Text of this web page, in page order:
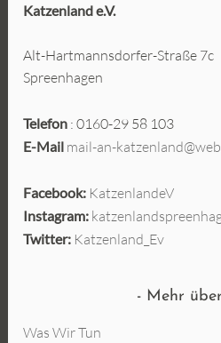
Katzenland e.V.
Alt-Hartmannsdorfer-
Spreenhagen
Telefon : 0160-29 58 103
E-Mail mail-an-
Facebook: KatzenlandeV
Instagram:
Twitter: Katzenland_Ev
Mehr
Was Wir Tun